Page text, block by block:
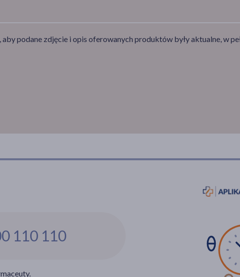
podane zdjęcie i opis oferowanych produktów były aktualne, w
110 110